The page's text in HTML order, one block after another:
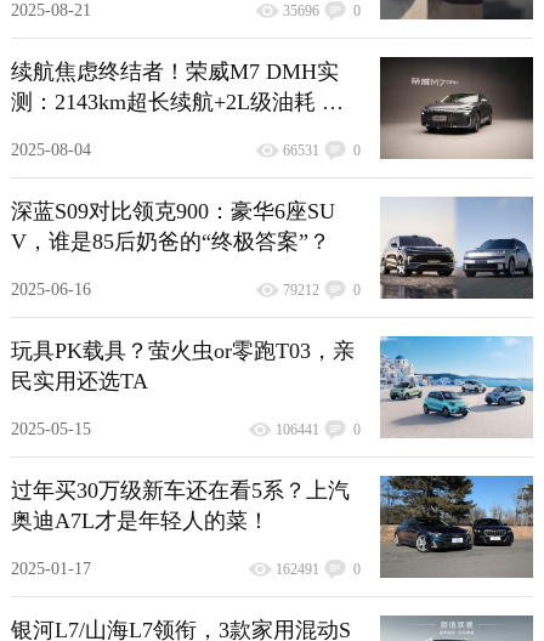
2025-08-21 35696 0
续航焦虑终结者！荣威M7 DMH实
测：2143km超长续航+2L级油耗 通
2025-08-04 66531 0
深蓝S09对比领克900：豪华6座SU
V，谁是85后奶爸的“终极答案”？
2025-06-16 79212 0
玩具PK载具？萤火虫or零跑T03，亲
民实用还选TA
2025-05-15 106441 0
过年买30万级新车还在看5系？上汽
奥迪A7L才是年轻人的菜！
2025-01-17 162491 0
银河L7/山海L7领衔，3款家用混动S